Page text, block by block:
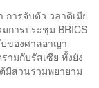
ารจับตัว วลาดิเมีย
การประชุม BRICS
ของศาลอาญา
ามกับรัสเซีย ทั้งยัง
มีส่วนร่วมพยายาม